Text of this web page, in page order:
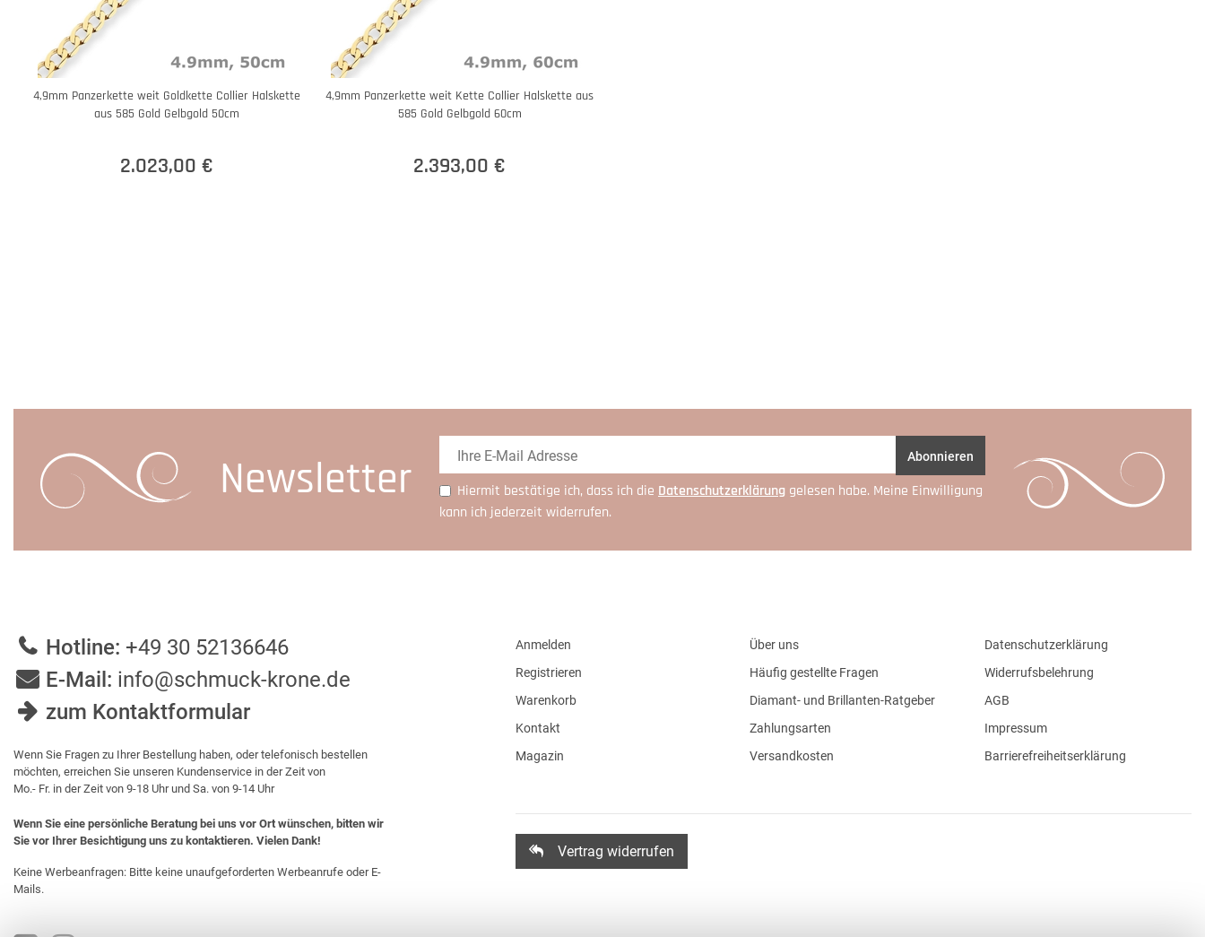
4,9mm Panzerkette weit Goldkette Collier Halskette
aus 585 Gold Gelbgold 50cm
2.023,00 €
4,9mm Panzerkette weit Kette Collier Halskette aus
585 Gold Gelbgold 60cm
2.393,00 €
Newsletter Abonnieren
Hiermit bestätige ich, dass ich die Daten­schutz­erklärung gelesen habe. Meine Einwilligung
kann ich jederzeit widerrufen.
Hotline: +49 30 52136646
E-Mail: info@schmuck-krone.de
zum Kontaktformular
Wenn Sie Fragen zu Ihrer Bestellung haben, oder telefonisch bestellen
möchten, erreichen Sie unseren Kundenservice in der Zeit von
Mo.- Fr. in der Zeit von 9-18 Uhr und Sa. von 9-14 Uhr
Wenn Sie eine persönliche Beratung bei uns vor Ort wünschen, bitten wir
Sie vor Ihrer Besichtigung uns zu kontaktieren. Vielen Dank!
Keine Werbeanfragen: Bitte keine unaufgeforderten Werbeanrufe oder E-
Mails.
Anmelden
Registrieren
Warenkorb
Kontakt
Magazin
Über uns
Häufig gestellte Fragen
Diamant- und Brillanten-Ratgeber
Zahlungsarten
Versandkosten
Datenschutzerklärung
Widerrufsbelehrung
AGB
Impressum
Barrierefreiheitserklärung
Vertrag widerrufen